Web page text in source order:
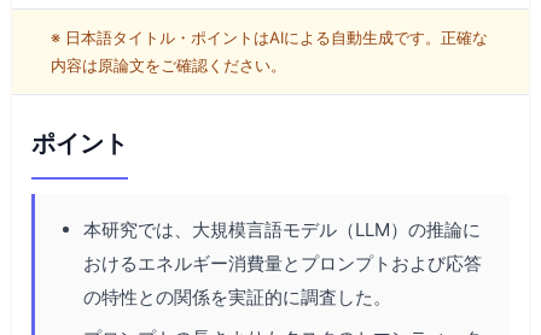
※ 日本語タイトル・ポイントはAIによる自動生成です。正確な
内容は原論文をご確認ください。
ポイント
本研究では、大規模言語モデル（LLM）の推論に
おけるエネルギー消費量とプロンプトおよび応答
の特性との関係を実証的に調査した。